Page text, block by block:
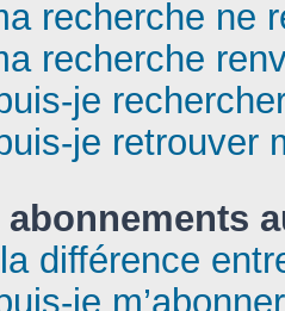
recherche ne
recherche
je
je retrouver
différence
je